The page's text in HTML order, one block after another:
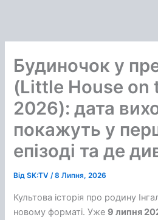
Будиночок у
(Little House on
2026): дата
покажуть у
епізоді та де
ВідSK:TV/8 Липня, 2026
Культова історія про родину
новому форматі. Уже 9 липня